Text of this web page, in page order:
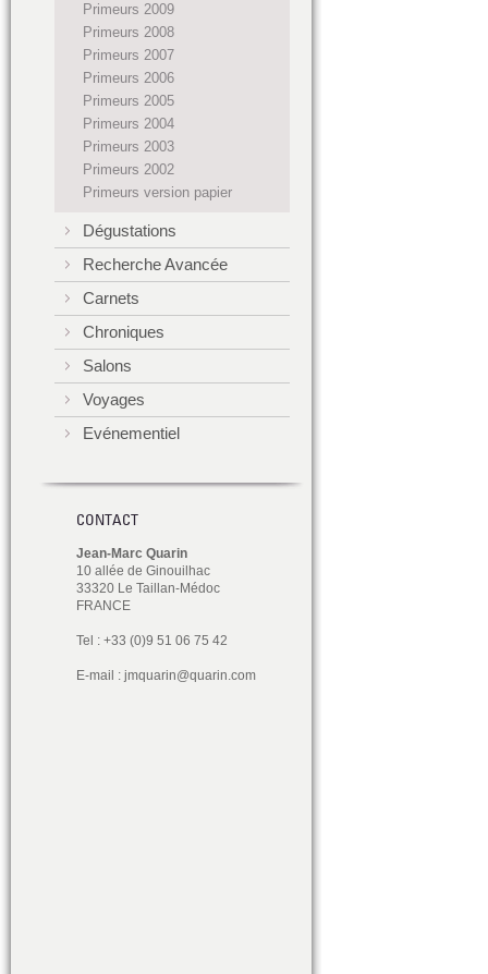
Primeurs 2009
Primeurs 2008
Primeurs 2007
Primeurs 2006
Primeurs 2005
Primeurs 2004
Primeurs 2003
Primeurs 2002
Primeurs version papier
Dégustations
Recherche Avancée
Carnets
Chroniques
Salons
Voyages
Evénementiel
CONTACT
Jean-Marc Quarin
10 allée de Ginouilhac
33320 Le Taillan-Médoc
FRANCE
Tel : +33 (0)9 51 06 75 42
E-mail : jmquarin@quarin.com